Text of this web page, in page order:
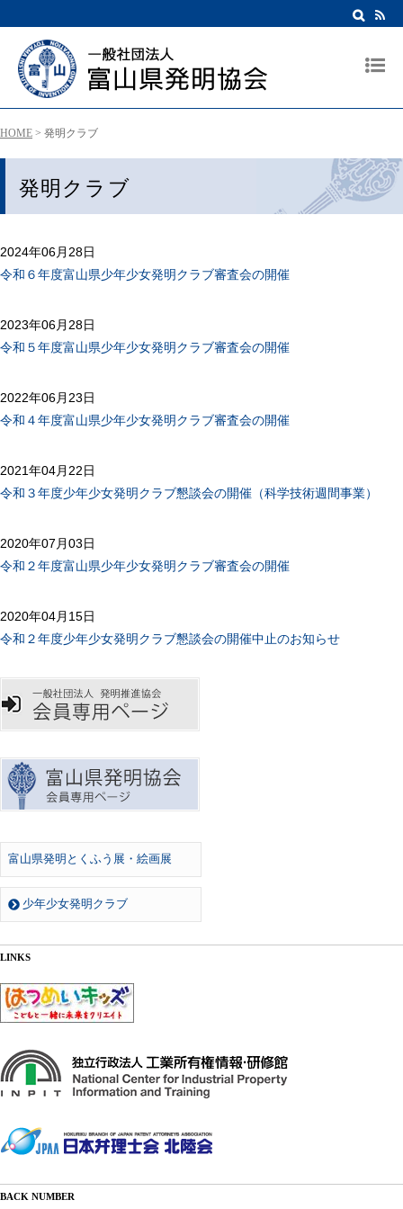
HOME > 発明クラブ
発明クラブ
2024年06月28日
令和６年度富山県少年少女発明クラブ審査会の開催
2023年06月28日
令和５年度富山県少年少女発明クラブ審査会の開催
2022年06月23日
令和４年度富山県少年少女発明クラブ審査会の開催
2021年04月22日
令和３年度少年少女発明クラブ懇談会の開催（科学技術週間事業）
2020年07月03日
令和２年度富山県少年少女発明クラブ審査会の開催
2020年04月15日
令和２年度少年少女発明クラブ懇談会の開催中止のお知らせ
富山県発明とくふう展・絵画展
少年少女発明クラブ
LINKS
BACK NUMBER